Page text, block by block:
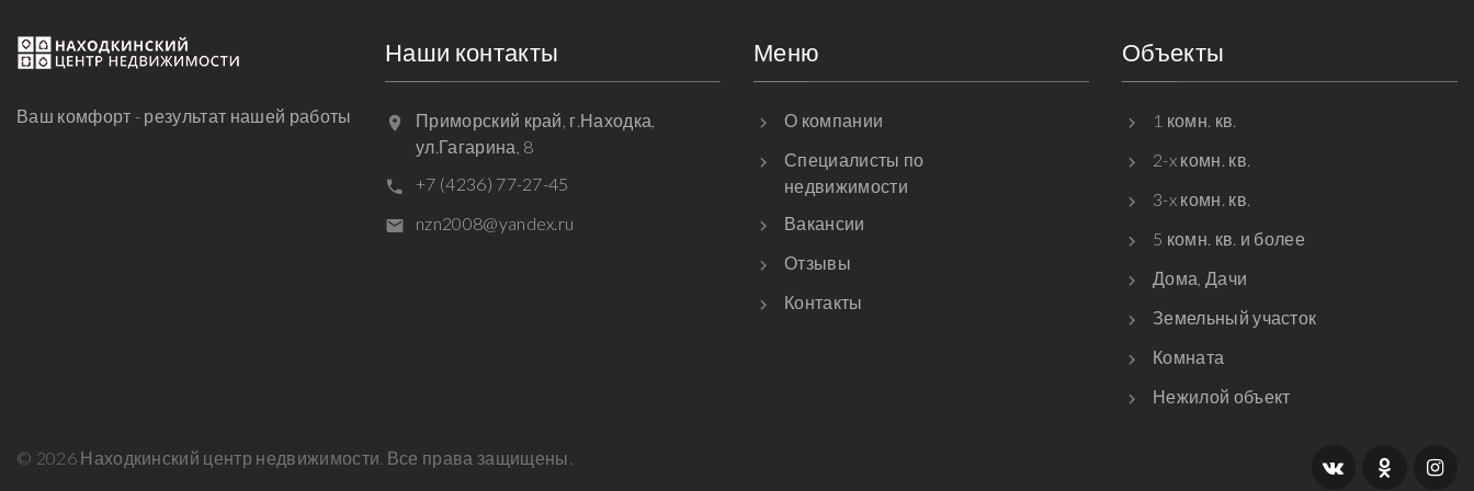
Ваш комфорт - результат нашей работы
Наши контакты
Приморский край, г.Находка,
ул.Гагарина, 8
+7 (4236) 77-27-45
nzn2008@yandex.ru
Меню
О компании
Специалисты по
недвижимости
Вакансии
Отзывы
Контакты
Объекты
1 комн. кв.
2-x комн. кв.
3-x комн. кв.
5 комн. кв. и более
Дома, Дачи
Земельный участок
Комната
Нежилой объект
© 2026Находкинский центр недвижимости. Все права защищены.